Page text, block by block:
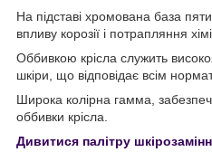
На підставі хромована база
впливу корозії і потрапляння
Оббивкою крісла служить
шкіри, що відповідає всім
Широка колірна гамма,
оббивки крісла.
Дивитися палітру